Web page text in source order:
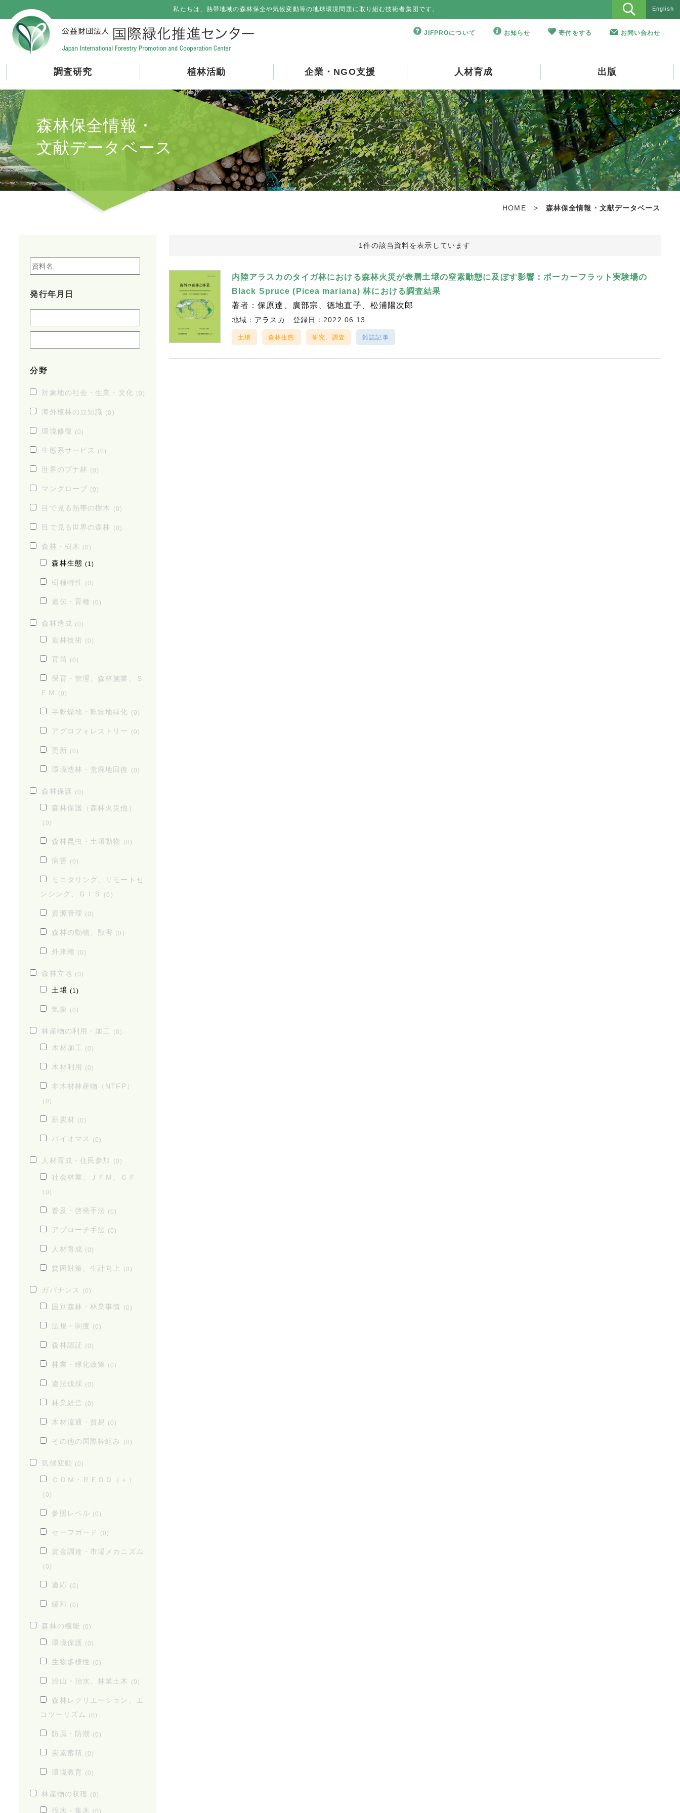
私たちは、熱帯地域の森林保全や気候変動等の地球環境問題に取り組む技術者集団です。 English
JIFPROについて お知らせ 寄付をする お問い合わせ
調査研究 植林活動 企業・NGO支援 人材育成 出版
森林保全情報・
文献データベース
HOME > 森林保全情報・文献データベース
発行年月日
分野
対象地の社会・生業・文化 (0)
海外植林の豆知識 (0)
環境修復 (0)
生態系サービス (0)
世界のブナ林 (0)
マングローブ (0)
目で見る熱帯の樹木 (0)
目で見る世界の森林 (0)
森林・樹木 (0)
森林生態 (1)
樹種特性 (0)
遺伝・育種 (0)
森林造成 (0)
造林技術 (0)
育苗 (0)
保育・管理、森林施業、Ｓ
ＦＭ
(0)
半乾燥地・乾燥地緑化 (0)
アグロフォレストリー (0)
更新 (0)
環境造林・荒廃地回復 (0)
森林保護 (0)
森林保護（森林火災他）
(0)
森林昆虫・土壌動物 (0)
病害 (0)
モニタリング、リモートセ
ンシング、ＧＩＳ
(0)
資源管理 (0)
森林の動物、獣害 (0)
外来種 (0)
森林立地 (0)
土壌 (1)
気象 (0)
林産物の利用・加工 (0)
木材加工 (0)
木材利用 (0)
非木材林産物（NTFP）
(0)
薪炭材 (0)
バイオマス (0)
人材育成・住民参加 (0)
社会林業、ＪＦＭ、ＣＦ
(0)
普及・啓発手法 (0)
アプローチ手法 (0)
人材育成 (0)
貧困対策、生計向上 (0)
ガバナンス (0)
国別森林・林業事情 (0)
法規・制度 (0)
森林認証 (0)
林業・緑化政策 (0)
違法伐採 (0)
林業経営 (0)
木材流通・貿易 (0)
その他の国際枠組み (0)
気候変動 (0)
ＣＤＭ・ＲＥＤＤ（＋）
(0)
参照レベル (0)
セーフガード (0)
資金調達・市場メカニズム
(0)
適応 (0)
緩和 (0)
森林の機能 (0)
環境保護 (0)
生物多様性 (0)
治山・治水、林業土木 (0)
森林レクリエーション、エ
コツーリズム (0)
防風・防潮 (0)
炭素蓄積 (0)
環境教育 (0)
林産物の収穫 (0)
伐木・集木 (0)
1件の該当資料を表示しています
内陸アラスカのタイガ林における森林火災が表層土壌の窒素動態に及ぼす影響：ポーカーフラット実験場の
Black Spruce (Picea mariana) 林における調査結果
著者：保原達 廣部宗 徳地直子 松浦陽次郎
地域： アラスカ 登録日：2022.06.13
土壌 森林生態 研究、調査 雑誌記事